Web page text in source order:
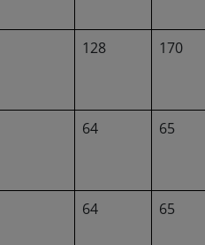
128 170
64 65
64 65